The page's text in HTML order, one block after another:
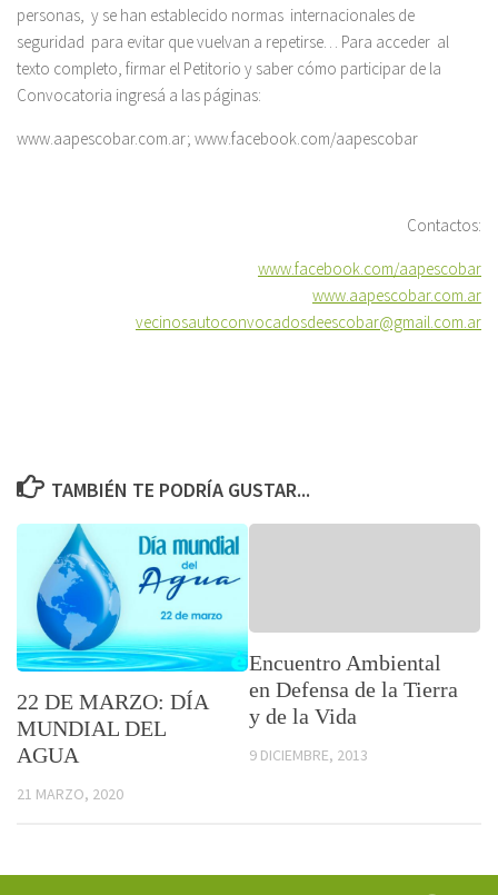
personas, y se han establecido normas internacionales de
seguridad para evitar que vuelvan a repetirse… Para acceder al
texto completo, firmar el Petitorio y saber cómo participar de la
Convocatoria ingresá a las páginas:
www.aapescobar.com.ar; www.facebook.com/aapescobar
Contactos:
www.facebook.com/aapescobar
www.aapescobar.com.ar
vecinosautoconvocadosdeescobar@gmail.com.ar
TAMBIÉN TE PODRÍA GUSTAR...
22 DE MARZO: DÍA
MUNDIAL DEL
AGUA
21 MARZO, 2020
Encuentro Ambiental
en Defensa de la Tierra
y de la Vida
9 DICIEMBRE, 2013